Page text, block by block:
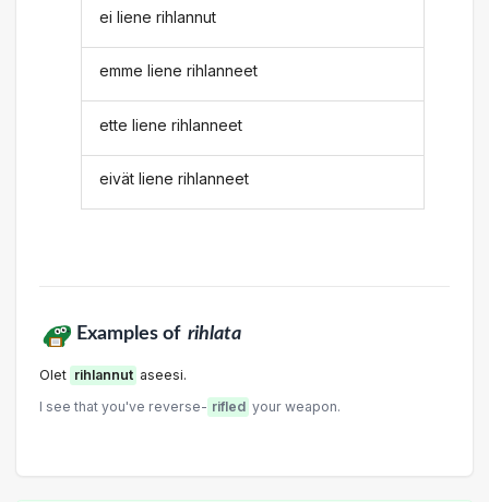
ei liene rihlannut
emme liene rihlanneet
ette liene rihlanneet
eivät liene rihlanneet
Examples of rihlata
Olet rihlannut aseesi.
I see that you've reverse- rifled your weapon.